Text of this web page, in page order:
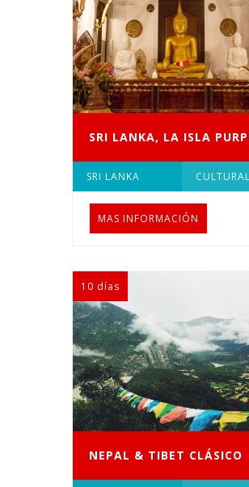
SRI LANKA, LA ISLA
SRI LANKA CULTURAL
MAS INFORMACIÓN
10 días
NEPAL & TIBET CLÁSICO